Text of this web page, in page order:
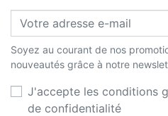
Soyez au courant de nos
nouveautés grâce à notre
J'accepte les conditions
de confidentialité